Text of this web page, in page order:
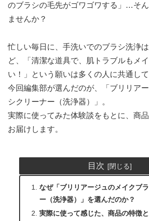
のブラシの毛先がゴワゴワする」…そ
ませんか？
忙しい毎日に、手洗いでのブラシ洗浄
ど、「清潔な道具で、肌トラブルもメ
い！」という願いは多くの人に共通し
今回編集部が選んだのが、「ブリリア
シクリーナー（洗浄器）」。
実際に使ってみた体験談をもとに、商
お届けします。
目次
なぜ「ブリリアージュのメイクブ
ー（洗浄器）」を選んだのか？
実際に使って感じた、商品の特徴